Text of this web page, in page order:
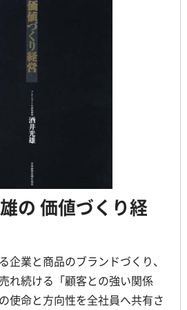
の 価値づくり経
企業と商品のブランドづくり、
れ続ける「顧客との強い関係
使命と方向性を全社員へ共有さ